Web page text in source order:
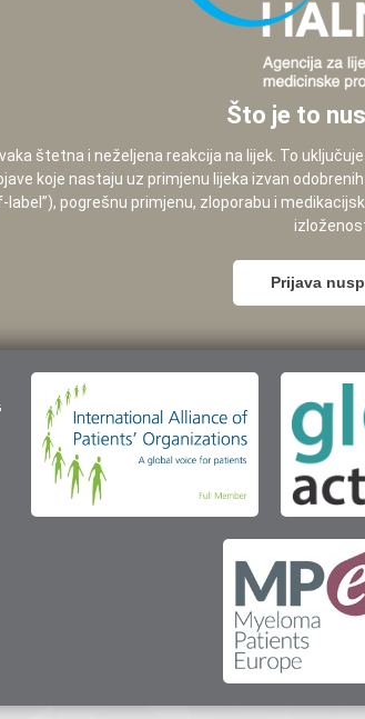
Što je to
štetna i neželjena reakcija na lijek. To
koje nastaju uz primjenu lijeka izvan
label”), pogrešnu primjenu, zloporabu i
Prijava